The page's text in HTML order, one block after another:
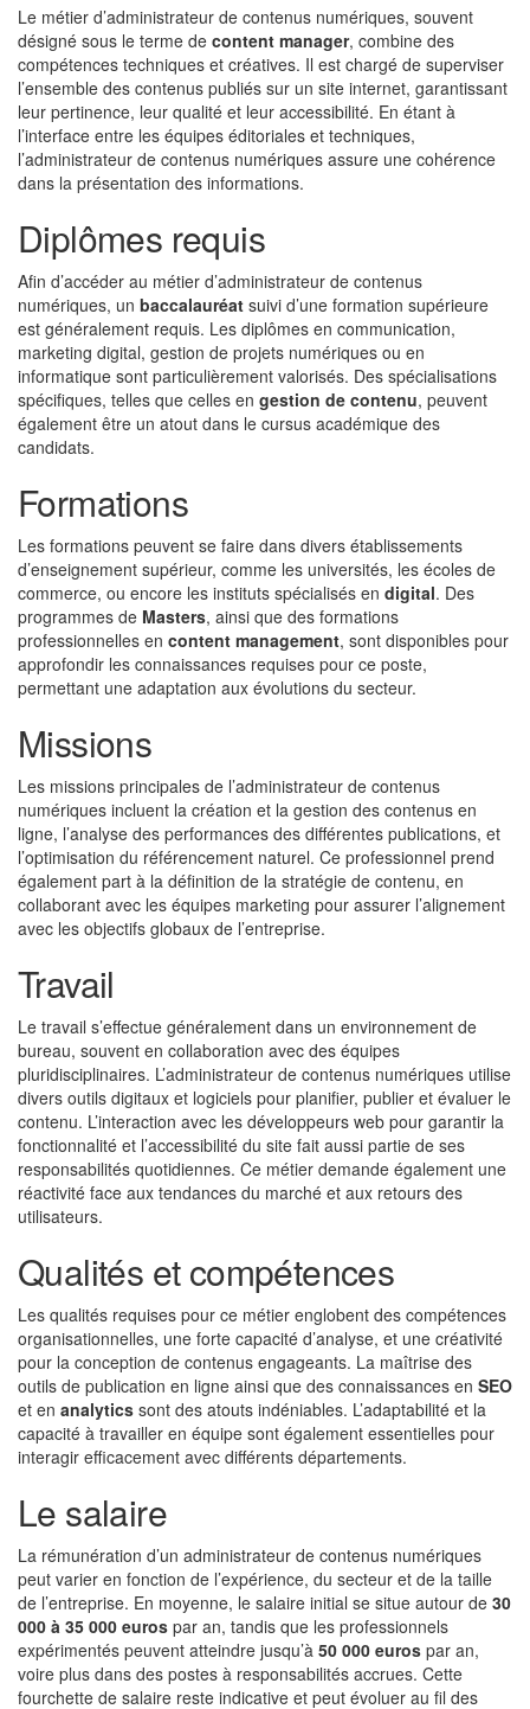
Le métier d’administrateur de contenus numériques, souvent
désigné sous le terme de content manager, combine des
compétences techniques et créatives. Il est chargé de superviser
l’ensemble des contenus publiés sur un site internet, garantissant
leur pertinence, leur qualité et leur accessibilité. En étant à
l’interface entre les équipes éditoriales et techniques,
l’administrateur de contenus numériques assure une cohérence
dans la présentation des informations.
Diplômes requis
Afin d’accéder au métier d’administrateur de contenus
numériques, un baccalauréat suivi d’une formation supérieure
est généralement requis. Les diplômes en communication,
marketing digital, gestion de projets numériques ou en
informatique sont particulièrement valorisés. Des spécialisations
spécifiques, telles que celles en gestion de contenu, peuvent
également être un atout dans le cursus académique des
candidats.
Formations
Les formations peuvent se faire dans divers établissements
d’enseignement supérieur, comme les universités, les écoles de
commerce, ou encore les instituts spécialisés en digital. Des
programmes de Masters, ainsi que des formations
professionnelles en content management, sont disponibles pour
approfondir les connaissances requises pour ce poste,
permettant une adaptation aux évolutions du secteur.
Missions
Les missions principales de l’administrateur de contenus
numériques incluent la création et la gestion des contenus en
ligne, l’analyse des performances des différentes publications, et
l’optimisation du référencement naturel. Ce professionnel prend
également part à la définition de la stratégie de contenu, en
collaborant avec les équipes marketing pour assurer l’alignement
avec les objectifs globaux de l’entreprise.
Travail
Le travail s’effectue généralement dans un environnement de
bureau, souvent en collaboration avec des équipes
pluridisciplinaires. L’administrateur de contenus numériques utilise
divers outils digitaux et logiciels pour planifier, publier et évaluer le
contenu. L’interaction avec les développeurs web pour garantir la
fonctionnalité et l’accessibilité du site fait aussi partie de ses
responsabilités quotidiennes. Ce métier demande également une
réactivité face aux tendances du marché et aux retours des
utilisateurs.
Qualités et compétences
Les qualités requises pour ce métier englobent des compétences
organisationnelles, une forte capacité d’analyse, et une créativité
pour la conception de contenus engageants. La maîtrise des
outils de publication en ligne ainsi que des connaissances en SEO
et en analytics sont des atouts indéniables. L’adaptabilité et la
capacité à travailler en équipe sont également essentielles pour
interagir efficacement avec différents départements.
Le salaire
La rémunération d’un administrateur de contenus numériques
peut varier en fonction de l’expérience, du secteur et de la taille
de l’entreprise. En moyenne, le salaire initial se situe autour de 30
000 à 35 000 euros par an, tandis que les professionnels
expérimentés peuvent atteindre jusqu’à 50 000 euros par an,
voire plus dans des postes à responsabilités accrues. Cette
fourchette de salaire reste indicative et peut évoluer au fil des